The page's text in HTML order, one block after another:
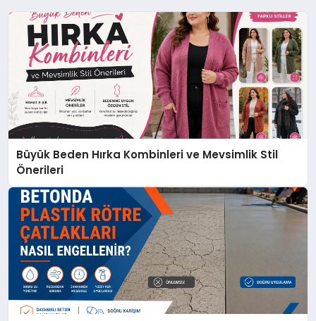
Büyük Beden Hırka Kombinleri ve Mevsimlik Stil
Önerileri